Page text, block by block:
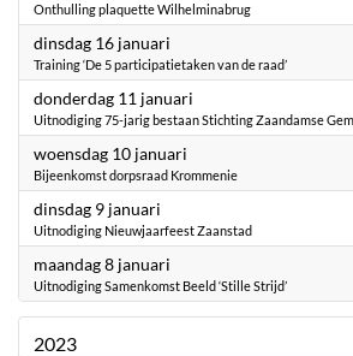
Onthulling plaquette Wilhelminabrug
dinsdag 16 januari
Training ‘De 5 participatietaken van de raad’
donderdag 11 januari
Uitnodiging 75-jarig bestaan Stichting Zaandamse
woensdag 10 januari
Bijeenkomst dorpsraad Krommenie
dinsdag 9 januari
Uitnodiging Nieuwjaarfeest Zaanstad
maandag 8 januari
Uitnodiging Samenkomst Beeld ‘Stille Strijd’
2023